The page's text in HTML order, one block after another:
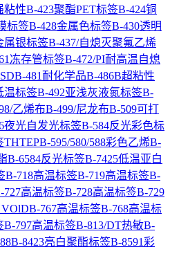
粘性B-423聚酯PET标签B-424铜
标签B-428金属色标签B-430透明
属银标签B-437/自熄灭聚氟乙烯
冻存管标签B-472/PI耐高温自熄
B-481耐化学品B-486B超粘性
温标签B-492亚浅灰液氮标签B-
乙烯布B-499/尼龙布B-509可打
夜光自发光标签B-584反光彩色标
THTEPB-595/580/588彩色乙烯B-
B-6584反光标签B-7425低温亚白
B-718高温标签B-719高温标签B-
727高温标签B-728高温标签B-729
VOlDB-767高温标签B-768高温标
B-797高温标签B-813/DT热敏B-
B-8423亮白聚酯标签B-8591彩